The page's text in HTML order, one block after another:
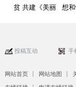
贫 共建《美丽
想
投稿互动 手
网站首页 | 网站地图 |